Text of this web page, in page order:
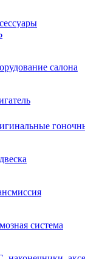
салона
система